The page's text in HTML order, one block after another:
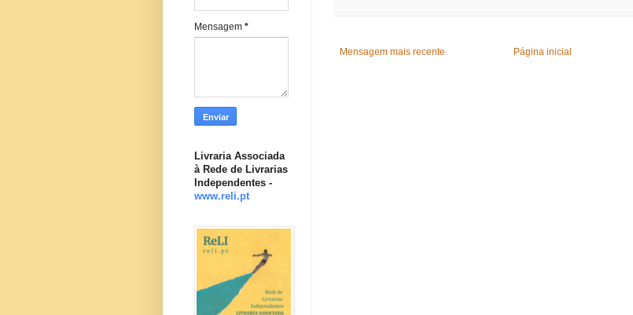
Mensagem mais recente Página inicial
Mensagem *
Livraria Associada
à Rede de Livrarias
Independentes -
www.reli.pt